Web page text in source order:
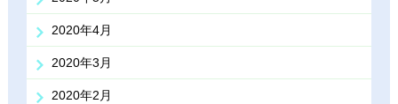
2020年4月
2020年3月
2020年2月